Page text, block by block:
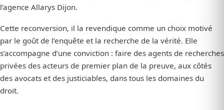
l’agence Allarys Dijon.
Cette reconversion, il la revendique comme un choix motivé
par le goût de l’enquête et la recherche de la vérité. Elle
s’accompagne d’une conviction : faire des agents de recherches
privées des acteurs de premier plan de la preuve, aux côtés
des avocats et des justiciables, dans tous les domaines du
droit.